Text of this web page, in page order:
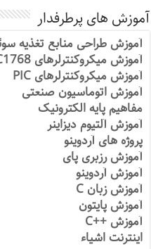
آموزش های پرطرفدار
آموزش طراحی منابع تغذیه
آموزش میکروکنترلرهای LPC1768
آموزش میکروکنترلرهای PIC
آموزش اتوماسیون صنعتی
مفاهیم پایه الکترونیک
آموزش آلتیوم دیزاینر
پروژه های آردوینو
آموزش رزبری پای
آموزش آردوینو
آموزش زبان C
آموزش پایتون
آموزش ++C
اینترنت اشیاء